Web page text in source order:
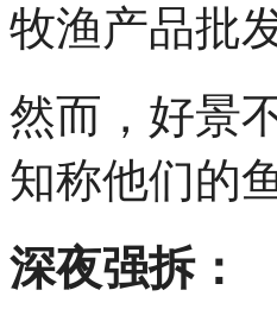
牧渔产品批
然而，好景
知称他们的
深夜强拆：